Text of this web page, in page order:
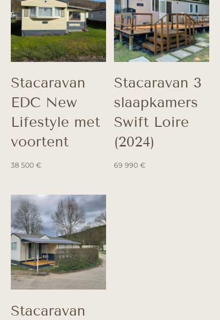
Stacaravan
EDC New
Lifestyle met
voortent
38 500€
Stacaravan 3
slaapkamers
Swift Loire
(2024)
69 990€
Stacaravan